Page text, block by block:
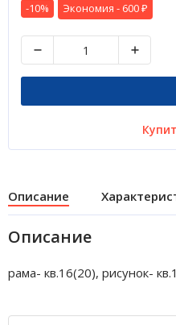
-10% Экономия - 600 ₽
Описание
Описание
рама- кв.16(20), рисунок-